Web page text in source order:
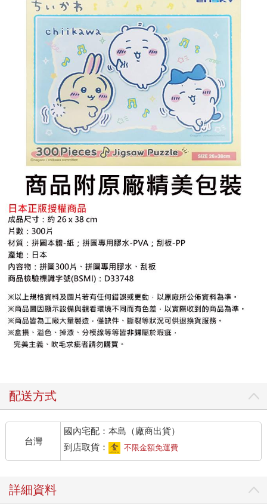
配送方式
台灣
國內宅配：本島（廠商出貨）
到店取貨：
不限金額免運費
詳細資料